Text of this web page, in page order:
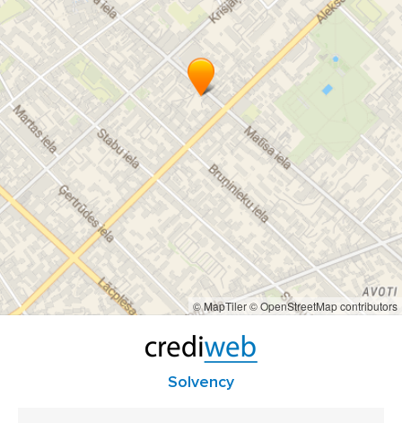
© MapTiler© OpenStreetMap contributors
Solvency